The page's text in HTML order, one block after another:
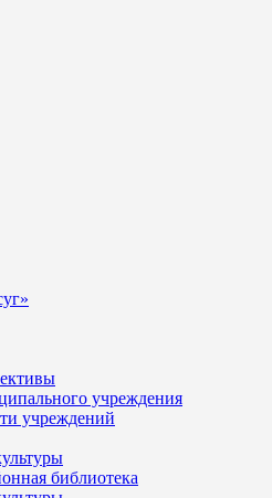
учреждения
учреждений
библиотека